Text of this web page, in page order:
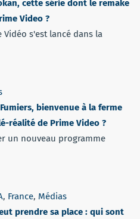
cette série dont le remake
Video ?
s'est lancé dans la
bienvenue à la ferme
réalité de Prime Video ?
un nouveau programme
, France, Médias
prendre sa place : qui sont